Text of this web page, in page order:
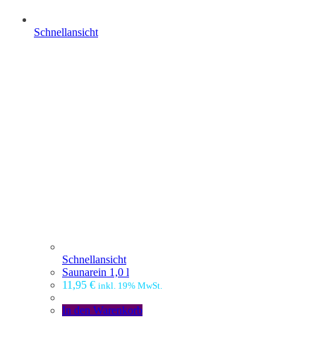
Schnellansicht
Schnellansicht
Saunarein 1,0 l
11,95 € inkl. 19% MwSt.
In den Warenkorb